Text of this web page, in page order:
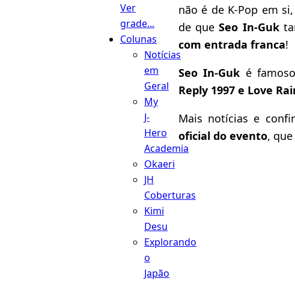
Ver
grade...
Colunas
Notícias
em
Geral
My
J-
Hero
Academia
Okaeri
JH
Coberturas
Kimi
Desu
Explorando
o
Japão
não é de K-Pop em
de queSeo In-Guk
com entrada franca!
Seo In-Guk é
Reply 1997 e Love
Mais notícias e
oficial do evento,